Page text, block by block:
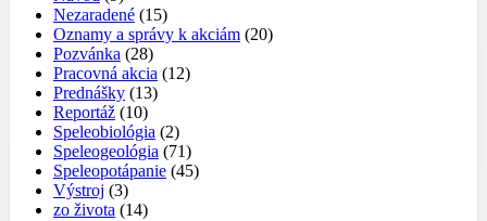
Nezaradené (15)
Oznamy a správy k akciám (20)
Pozvánka (28)
Pracovná akcia (12)
Prednášky (13)
Reportáž (10)
Speleobiológia (2)
Speleogeológia (71)
Speleopotápanie (45)
Výstroj (3)
zo života (14)